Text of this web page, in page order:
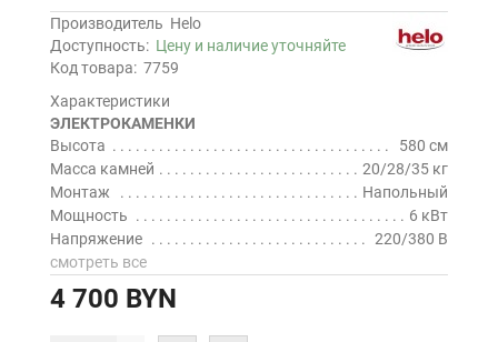
Производитель Helo
Доступность: Цену и наличие уточняйте
Код товара: 7759
Характеристики
ЭЛЕКТРОКАМЕНКИ
Высота
580 см
Масса камней
20/28/35 кг
Монтаж
Напольный
Мощность
6 кВт
Напряжение
220/380 В
смотреть все
4 700 BYN